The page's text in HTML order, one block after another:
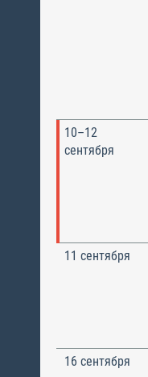
10–12
сентября
11 сентября
16 сентября